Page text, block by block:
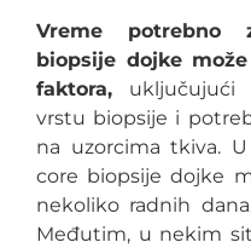
Vreme potrebno
biopsije dojke
faktora, uključujući
vrstu biopsije i
na uzorcima tkiva.
core biopsije dojke
nekoliko radnih
Međutim, u nekim